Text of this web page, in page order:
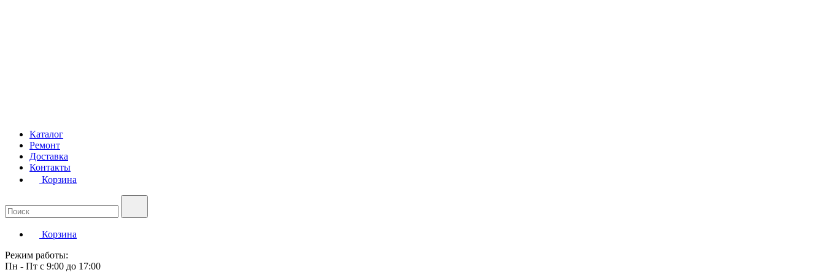
Каталог
Ремонт
Доставка
Контакты
Корзина
Корзина
Режим работы:
Пн - Пт с 9:00 до 17:00